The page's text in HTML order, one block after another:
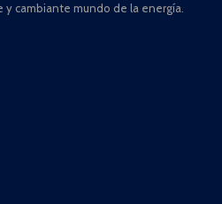
cambiante mundo de la energía.